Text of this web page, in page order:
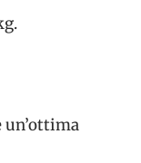
un’ottima